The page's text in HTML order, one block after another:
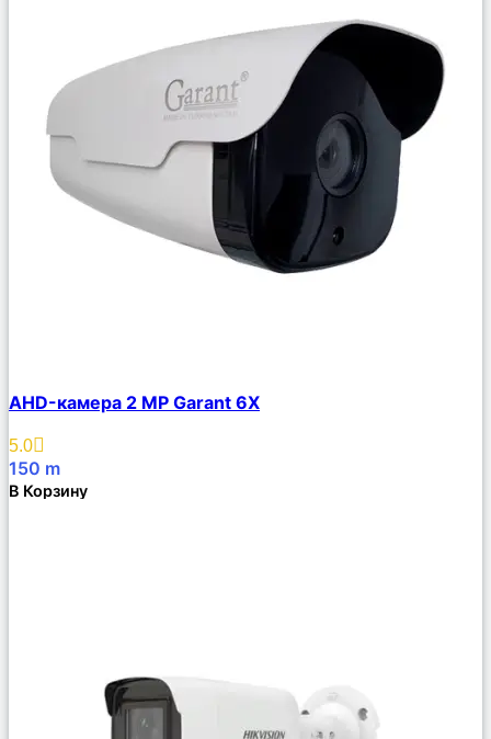
Описание
Избранное
AHD-камера 2 MP Garant 6X
5.0
150 m
В Корзину